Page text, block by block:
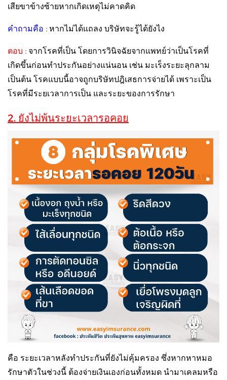
เสียขาข้างซ้ายหากเกิดเหตุไม่คาดคิด
คำถามคือ : หากไม่ได้แถลง บริษัทจะรู้ได้ยังไง
ตอบ : จากโรคที่เป็น โดยการวินิจฉัยจากแพทย์ว่าเป็นโรคที่
เกิดขึ้นก่อนทำประกันอย่างแน่นอน เช่น มะเร็งระยะลุกลาม
เป็นต้น โรคแบบนี้อาจถูกบริษัทปฎิเสธการจ่ายได้ เพราะเป็น
โรคที่มีระยเวลาการเป็น และระยะของการรักษา
2. ยังไม่พ้นระยะเวลารอคอย
คือ ระยะเวลาหลังทำประกันที่ยังไม่คุ้มครอง ซึ่งหากหาหมอ
รักษาตัวในช่วงนี้ ต้องจ่ายเงินเองก่อนทั้งหมด นำมาเคลมหรือ